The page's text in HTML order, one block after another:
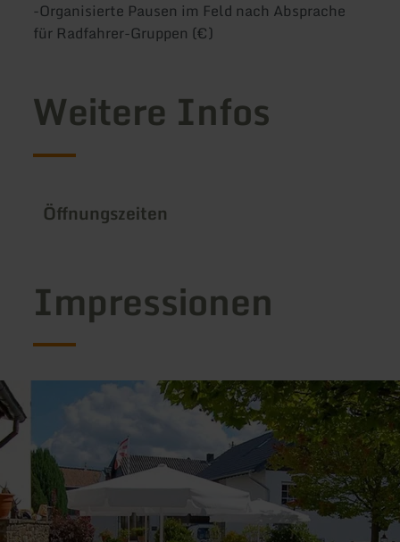
-Organisierte Pausen im Feld nach Absprache
für Radfahrer-Gruppen (€)
Weitere Infos
Öffnungszeiten
Impressionen